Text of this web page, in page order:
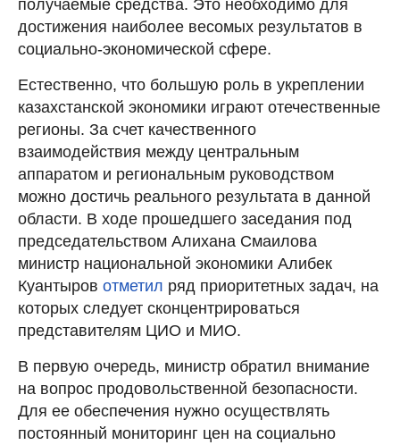
получаемые средства. Это необходимо для
достижения наиболее весомых результатов в
социально-экономической сфере.
Естественно, что большую роль в укреплении
казахстанской экономики играют отечественные
регионы. За счет качественного
взаимодействия между центральным
аппаратом и региональным руководством
можно достичь реального результата в данной
области. В ходе прошедшего заседания под
председательством Алихана Смаилова
министр национальной экономики Алибек
Куантыров отметил ряд приоритетных задач, на
которых следует сконцентрироваться
представителям ЦИО и МИО.
В первую очередь, министр обратил внимание
на вопрос продовольственной безопасности.
Для ее обеспечения нужно осуществлять
постоянный мониторинг цен на социально